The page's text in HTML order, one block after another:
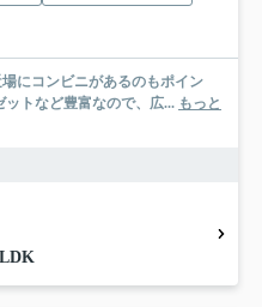
にコンビニがあるのもポイン
ットなど豊富なので、広... もっと